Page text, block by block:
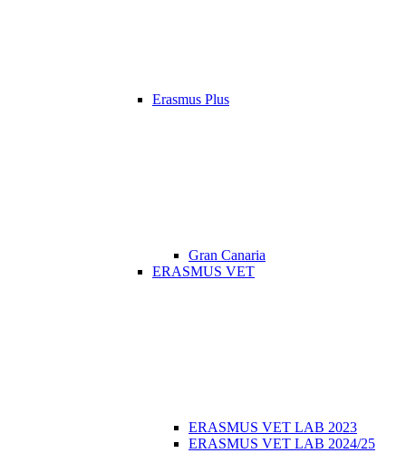
Erasmus Plus
Gran Canaria
ERASMUS VET
ERASMUS VET LAB 2023
ERASMUS VET LAB 2024/25